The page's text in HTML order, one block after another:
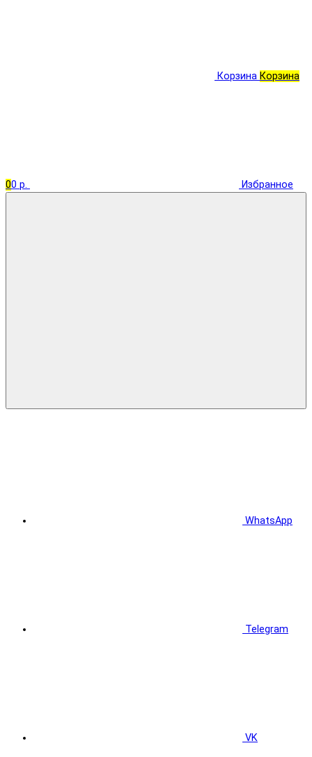
Корзина Корзина
00 р. Избранное
WhatsApp
Telegram
VK